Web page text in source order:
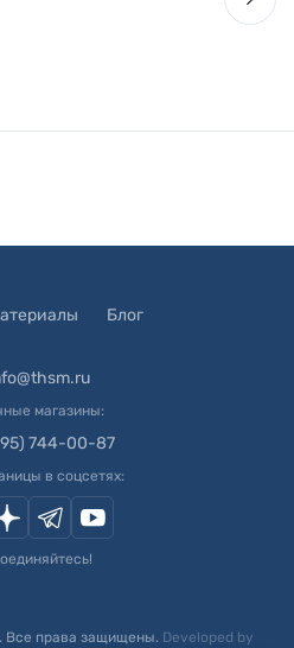
Блог
магазины:
744-00-87
в соцсетях:
права защищены. Developed by